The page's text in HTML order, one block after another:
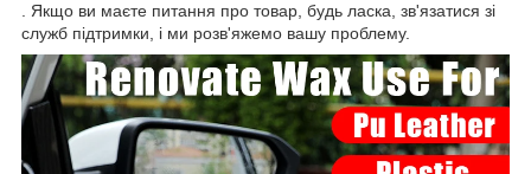
. Якщо ви маєте питання про товар, будь ласка, зв'язатися зі
служб підтримки, і ми розв'яжемо вашу проблему.